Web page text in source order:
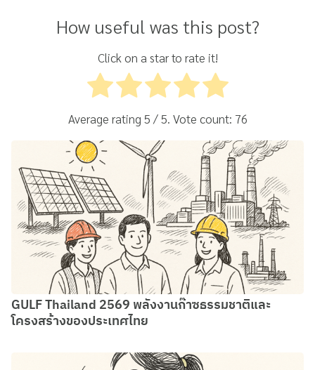
How useful was this post?
Click on a star to rate it!
Average rating 5 / 5. Vote count: 76
GULF Thailand 2569 พลังงานก๊าซธรรมชาติและ
โครงสร้างของประเทศไทย